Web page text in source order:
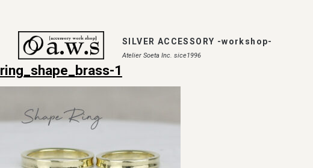
SILVER ACCESSORY -workshop-
Atelier Soeta Inc. sice1996
ring_shape_brass-1